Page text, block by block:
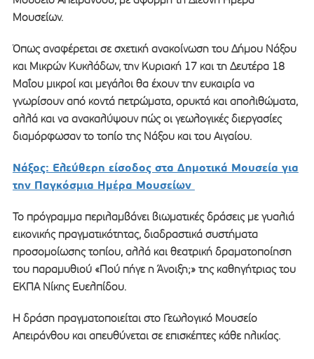
Μουσείων.
Όπως αναφέρεται σε σχετική ανακοίνωση του Δήμου Νάξου
και Μικρών Κυκλάδων, την Κυριακή 17 και τη Δευτέρα 18
Μαΐου μικροί και μεγάλοι θα έχουν την ευκαιρία να
γνωρίσουν από κοντά πετρώματα, ορυκτά και απολιθώματα,
αλλά και να ανακαλύψουν πώς οι γεωλογικές διεργασίες
διαμόρφωσαν το τοπίο της Νάξου και του Αιγαίου.
Νάξος: Ελεύθερη είσοδος στα Δημοτικά Μουσεία για
την Παγκόσμια Ημέρα Μουσείων
Το πρόγραμμα περιλαμβάνει βιωματικές δράσεις με γυαλιά
εικονικής πραγματικότητας, διαδραστικά συστήματα
προσομοίωσης τοπίου, αλλά και θεατρική δραματοποίηση
του παραμυθιού «Πού πήγε η Άνοιξη;» της καθηγήτριας του
ΕΚΠΑ Νίκης Ευελπίδου.
Η δράση πραγματοποιείται στο Γεωλογικό Μουσείο
Απειράνθου και απευθύνεται σε επισκέπτες κάθε ηλικίας.